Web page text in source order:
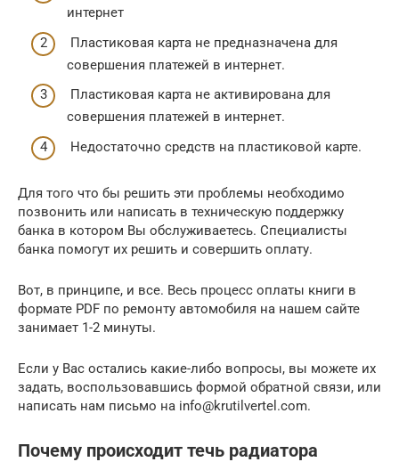
интернет
Пластиковая карта не предназначена для
совершения платежей в интернет.
Пластиковая карта не активирована для
совершения платежей в интернет.
Недостаточно средств на пластиковой карте.
Для того что бы решить эти проблемы необходимо
позвонить или написать в техническую поддержку
банка в котором Вы обслуживаетесь. Специалисты
банка помогут их решить и совершить оплату.
Вот, в принципе, и все. Весь процесс оплаты книги в
формате PDF по ремонту автомобиля на нашем сайте
занимает 1-2 минуты.
Если у Вас остались какие-либо вопросы, вы можете их
задать, воспользовавшись формой обратной связи, или
написать нам письмо на info@krutilvertel.com.
Почему происходит течь радиатора